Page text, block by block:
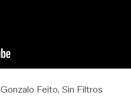
Gonzalo Feito Sin Filtros